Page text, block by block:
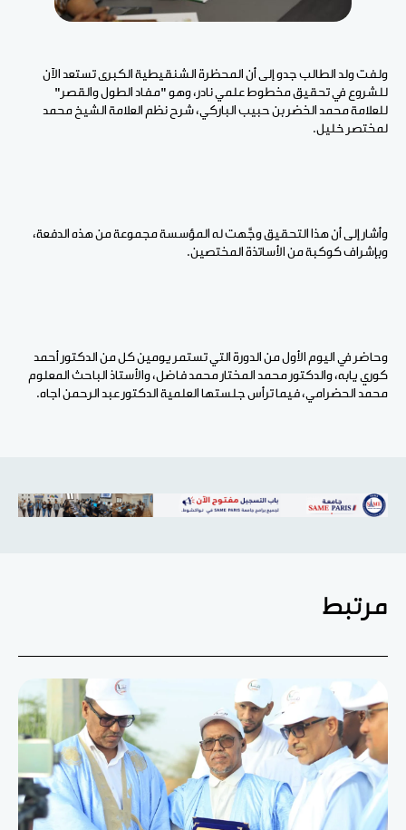
ولفت ولد الطالب جدو إلى أن المحظرة الشنقيطية الكبرى تستعد الآن
للشروع في تحقيق مخطوط علمي نادر، وهو "مفاد الطول والقصر"
للعلامة محمد الخضر بن حبيب الباركي، شرح نظم العلامة الشيخ محمد
لمختصر خليل.
وأشار إلى أن هذا التحقيق وجَّهت له المؤسسة مجموعة من هذه الدفعة،
وبإشراف كوكبة من الأساتذة المختصين.
وحاضر في اليوم الأول من الدورة التي تستمر يومين كل من الدكتور أحمد
كوري يابه، والدكتور محمد المختار محمد فاضل، والأستاذ الباحث المعلوم
محمد الحضرامي، فيما ترأس جلستها العلمية الدكتور عبد الرحمن اجاه.
مرتبط